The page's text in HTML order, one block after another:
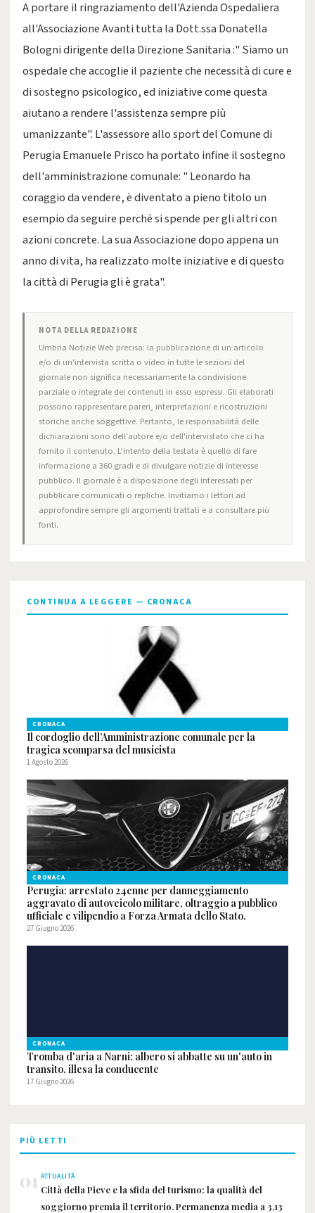
A portare il ringraziamento dell'Azienda Ospedaliera
all'Associazione Avanti tutta la Dott.ssa Donatella
Bologni dirigente della Direzione Sanitaria :" Siamo un
ospedale che accoglie il paziente che necessità di cure e
di sostegno psicologico, ed iniziative come questa
aiutano a rendere l'assistenza sempre più
umanizzante". L'assessore allo sport del Comune di
Perugia Emanuele Prisco ha portato infine il sostegno
dell'amministrazione comunale: " Leonardo ha
coraggio da vendere, è diventato a pieno titolo un
esempio da seguire perché si spende per gli altri con
azioni concrete. La sua Associazione dopo appena un
anno di vita, ha realizzato molte iniziative e di questo
la città di Perugia gli è grata".
NOTA DELLA REDAZIONE
Umbria Notizie Web precisa: la pubblicazione di un articolo
e/o di un'intervista scritta o video in tutte le sezioni del
giornale non significa necessariamente la condivisione
parziale o integrale dei contenuti in esso espressi. Gli elaborati
possono rappresentare pareri, interpretazioni e ricostruzioni
storiche anche soggettive. Pertanto, le responsabilità delle
dichiarazioni sono dell'autore e/o dell'intervistato che ci ha
fornito il contenuto. L'intento della testata è quello di fare
informazione a 360 gradi e di divulgare notizie di interesse
pubblico. Il giornale è a disposizione degli interessati per
pubblicare comunicati o repliche. Invitiamo i lettori ad
approfondire sempre gli argomenti trattati e a consultare più
fonti.
CONTINUA A LEGGERE — CRONACA
CRONACA
Il cordoglio dell’Amministrazione comunale per la
tragica scomparsa del musicista
1 Agosto 2026
CRONACA
Perugia: arrestato 24enne per danneggiamento
aggravato di autoveicolo militare, oltraggio a pubblico
ufficiale e vilipendio a Forza Armata dello Stato.
27 Giugno 2026
CRONACA
Tromba d'aria a Narni: albero si abbatte su un'auto in
transito, illesa la conducente
17 Giugno 2026
PIÙ LETTI
01 ATTUALITÀ
Città della Pieve e la sfida del turismo: la qualità del
soggiorno premia il territorio. Permanenza media a 3,13